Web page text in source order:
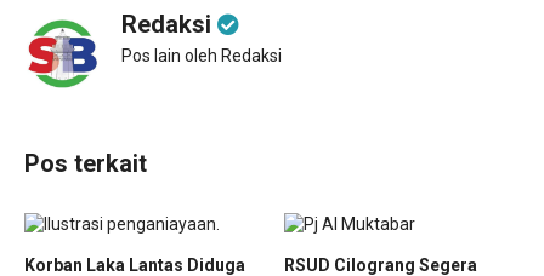
Redaksi
Pos lain oleh Redaksi
Pos terkait
Korban Laka Lantas Diduga
RSUD Cilograng Segera